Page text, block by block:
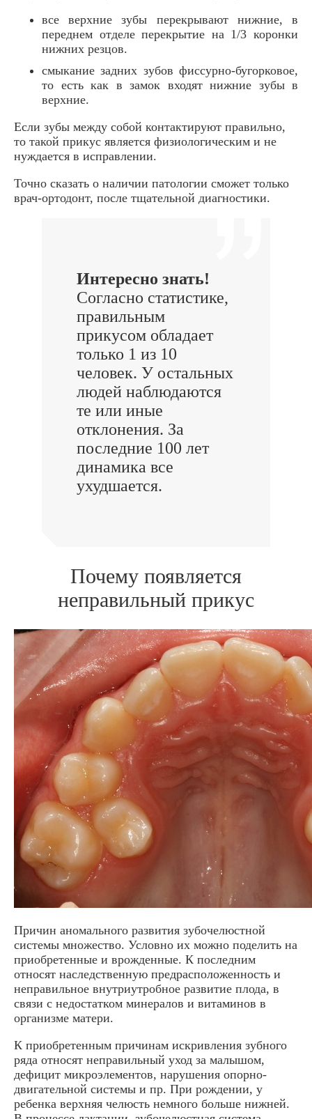
все верхние зубы перекрывают нижние, в
переднем отделе перекрытие на 1/3 коронки
нижних резцов.
смыкание задних зубов фиссурно-бугорковое,
то есть как в замок входят нижние зубы в
верхние.
Если зубы между собой контактируют правильно,
то такой прикус является физиологическим и не
нуждается в исправлении.
Точно сказать о наличии патологии сможет только
врач-ортодонт, после тщательной диагностики.
Интересно знать!
Согласно статистике,
правильным
прикусом обладает
только 1 из 10
человек. У остальных
людей наблюдаются
те или иные
отклонения. За
последние 100 лет
динамика все
ухудшается.
Почему появляется
неправильный прикус
Причин аномального развития зубочелюстной
системы множество. Условно их можно поделить на
приобретенные и врожденные. К последним
относят наследственную предрасположенность и
неправильное внутриутробное развитие плода, в
связи с недостатком минералов и витаминов в
организме матери.
К приобретенным причинам искривления зубного
ряда относят неправильный уход за малышом,
дефицит микроэлементов, нарушения опорно-
двигательной системы и пр. При рождении, у
ребенка верхняя челюсть немного больше нижней.